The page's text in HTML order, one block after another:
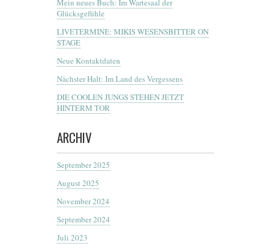
Mein neues Buch: Im Wartesaal der
Glücksgefühle
LIVETERMINE: MIKIS WESENSBITTER ON
STAGE
Neue Kontaktdaten
Nächster Halt: Im Land des Vergessens
DIE COOLEN JUNGS STEHEN JETZT
HINTERM TOR
ARCHIV
September 2025
August 2025
November 2024
September 2024
Juli 2023